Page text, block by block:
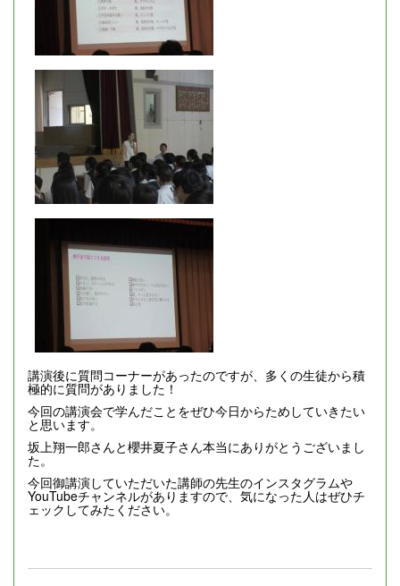
講演後に質問コーナーがあったのですが、多くの生徒から積
極的に質問がありました！
今回の講演会で学んだことをぜひ今日からためしていきたい
と思います。
坂上翔一郎さんと櫻井夏子さん本当にありがとうございまし
た。
今回御講演していただいた講師の先生のインスタグラムや
YouTubeチャンネルがありますので、気になった人はぜひチ
ェックしてみたください。